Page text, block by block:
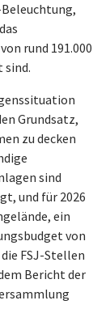
rund 191.000
sind.
Grundsatz,
zu decken
sind
und für 2026
ein
von
FSJ-Stellen
Bericht der